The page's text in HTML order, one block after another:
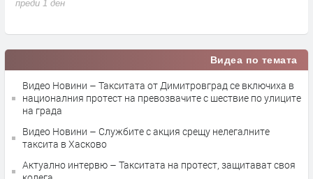
преди 1 ден
Видеа по темата
Видео Новини – Такситата от Димитровград се включиха в
националния протест на превозвачите с шествие по улиците
на града
Видео Новини – Службите с акция срещу нелегалните
таксита в Хасково
Актуално интервю – Такситата на протест, защитават своя